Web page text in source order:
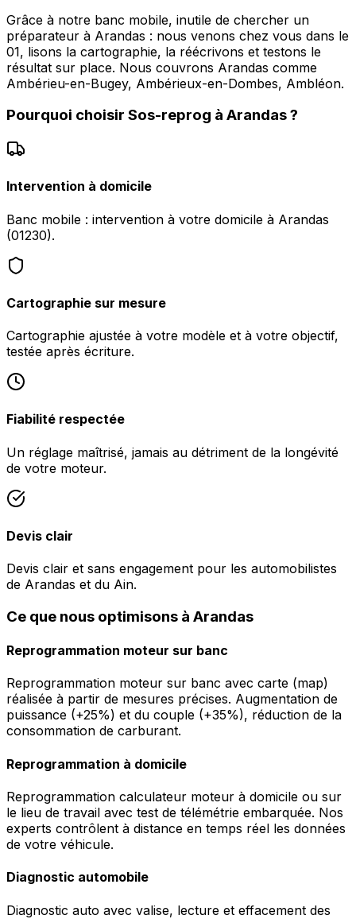
Grâce à notre banc mobile, inutile de chercher un
préparateur à Arandas : nous venons chez vous dans le
01, lisons la cartographie, la réécrivons et testons le
résultat sur place. Nous couvrons Arandas comme
Ambérieu-en-Bugey, Ambérieux-en-Dombes, Ambléon.
Pourquoi choisir Sos-reprog à Arandas?
Intervention à domicile
Banc mobile : intervention à votre domicile à Arandas
(01230).
Cartographie sur mesure
Cartographie ajustée à votre modèle et à votre objectif,
testée après écriture.
Fiabilité respectée
Un réglage maîtrisé, jamais au détriment de la longévité
de votre moteur.
Devis clair
Devis clair et sans engagement pour les automobilistes
de Arandas et du Ain.
Ce que nous optimisons à Arandas
Reprogrammation moteur sur banc
Reprogrammation moteur sur banc avec carte (map)
réalisée à partir de mesures précises. Augmentation de
puissance (+25%) et du couple (+35%), réduction de la
consommation de carburant.
Reprogrammation à domicile
Reprogrammation calculateur moteur à domicile ou sur
le lieu de travail avec test de télémétrie embarquée. Nos
experts contrôlent à distance en temps réel les données
de votre véhicule.
Diagnostic automobile
Diagnostic auto avec valise, lecture et effacement des